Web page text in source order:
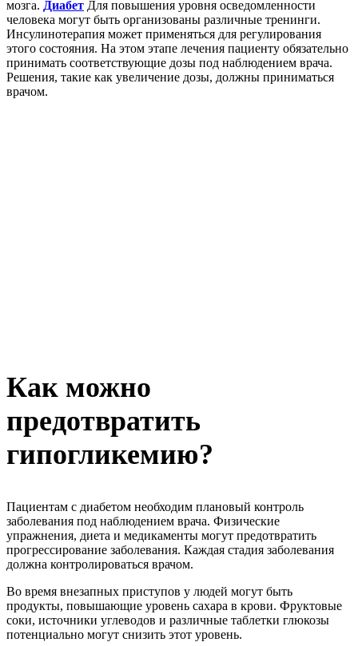
мозга. Диабет Для повышения уровня осведомленности
человека могут быть организованы различные тренинги.
Инсулинотерапия может применяться для регулирования
этого состояния. На этом этапе лечения пациенту обязательно
принимать соответствующие дозы под наблюдением врача.
Решения, такие как увеличение дозы, должны приниматься
врачом.
Как можно
предотвратить
гипогликемию?
Пациентам с диабетом необходим плановый контроль
заболевания под наблюдением врача. Физические
упражнения, диета и медикаменты могут предотвратить
прогрессирование заболевания. Каждая стадия заболевания
должна контролироваться врачом.
Во время внезапных приступов у людей могут быть
продукты, повышающие уровень сахара в крови. Фруктовые
соки, источники углеводов и различные таблетки глюкозы
потенциально могут снизить этот уровень.